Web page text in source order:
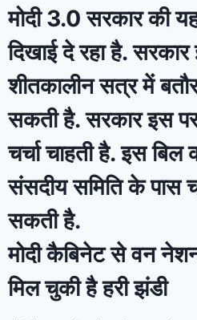
मोदी 3.0 सरकार की
दिखाई दे रहा है.
शीतकालीन सत्र में
सकती है. सरकार इस
चर्चा चाहती है. इस
संसदीय समिति के पास
सकती है.
मोदी कैबिनेट से वन
मिल चुकी है हरी झंडी